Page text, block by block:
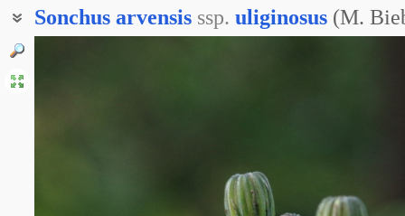
Sonchus arvensis ssp. uliginosus (M.